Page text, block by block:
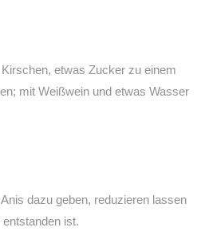
etwas Zucker zu einem
mit Weißwein und etwas Wasser
dazu geben, reduzieren lassen
ist.